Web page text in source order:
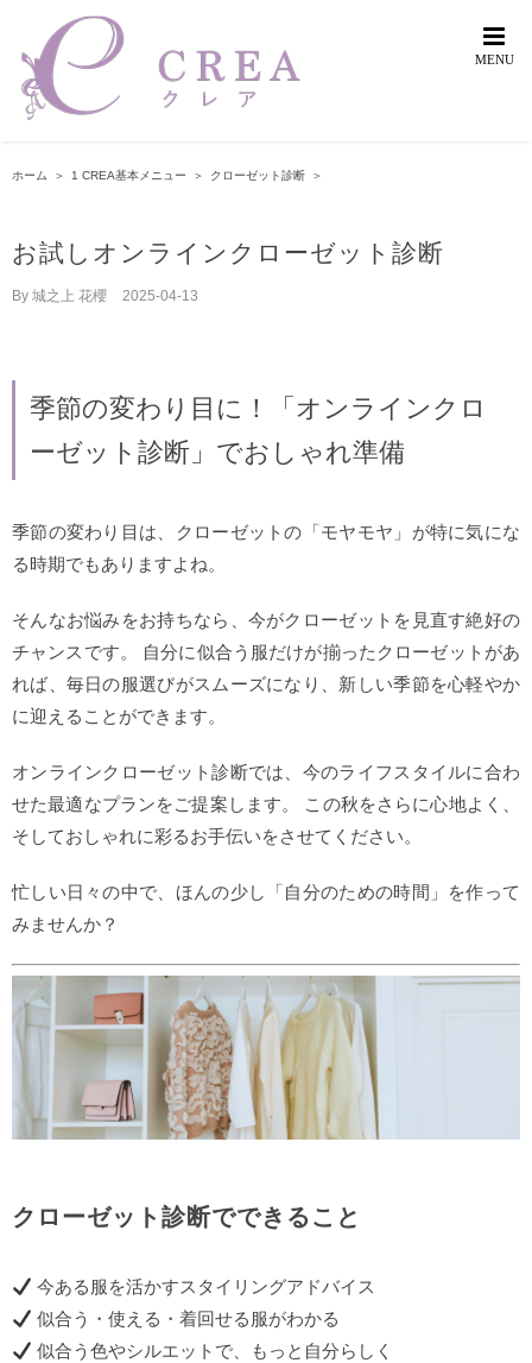
content
ホーム ＞ 1 CREA基本メニュー ＞ クローゼット診断 ＞
お試しオンラインクローゼット診断
By 城之上 花櫻 2025-04-13
季節の変わり目に！「オンラインクロ
ーゼット診断」でおしゃれ準備
季節の変わり目は、クローゼットの「モヤモヤ」が特に気にな
る時期でもありますよね。
そんなお悩みをお持ちなら、今がクローゼットを見直す絶好の
チャンスです。 自分に似合う服だけが揃ったクローゼットがあ
れば、毎日の服選びがスムーズになり、新しい季節を心軽やか
に迎えることができます。
オンラインクローゼット診断では、今のライフスタイルに合わ
せた最適なプランをご提案します。 この秋をさらに心地よく、
そしておしゃれに彩るお手伝いをさせてください。
忙しい日々の中で、ほんの少し「自分のための時間」を作って
みませんか？
クローゼット診断でできること
今ある服を活かすスタイリングアドバイス
似合う・使える・着回せる服がわかる
似合う色やシルエットで、もっと自分らしく